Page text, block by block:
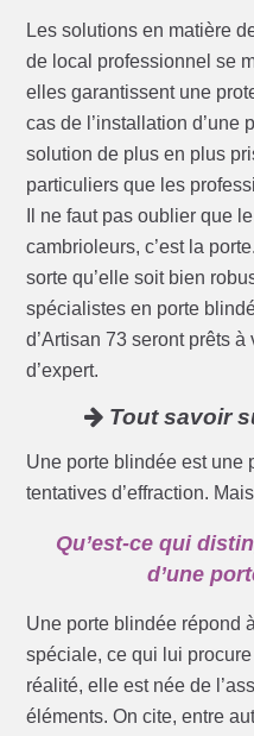
Les solutions en matière
de local professionnel se
elles garantissent une
cas de l’installation d’une
solution de plus en plus
particuliers que les
Il ne faut pas oublier que
cambrioleurs, c’est la
sorte qu’elle soit bien
spécialistes en porte
d’Artisan 73 seront prêts
d’expert.
Tout savoir
Une porte blindée est une
tentatives d’effraction.
Qu’est-ce qui
d’une
Une porte blindée répond
spéciale, ce qui lui
réalité, elle est née de
éléments. On cite, entre